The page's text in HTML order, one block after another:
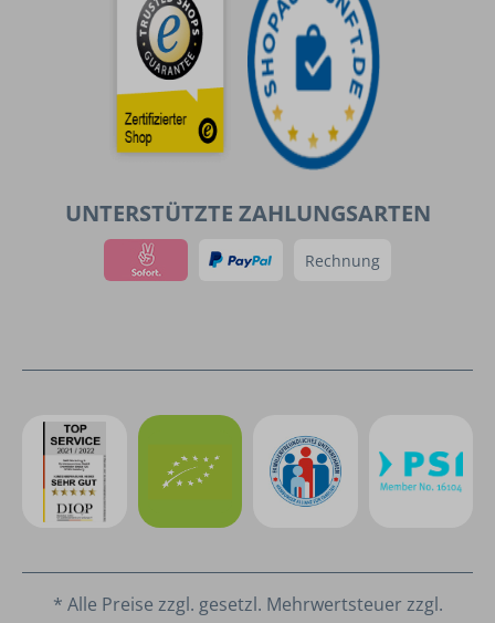
UNTERSTÜTZTE ZAHLUNGSARTEN
Rechnung
* Alle Preise zzgl. gesetzl. Mehrwertsteuer zzgl.